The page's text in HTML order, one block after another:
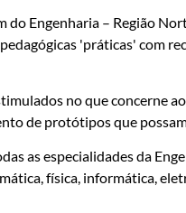
do Engenharia – Região
'práticas' com
no que concerne
de protótipos que
as especialidades da
física, informática,